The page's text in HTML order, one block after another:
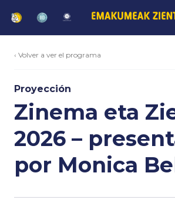
‹ Volver a ver el programa
Proyección
Zinema eta
2026 –
por Monica